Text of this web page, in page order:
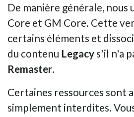
De manière générale, nous
Core et GM Core. Cette
certains éléments et
du contenu Legacy s'il n'a
Remaster.
Certaines ressources sont
simplement interdites.